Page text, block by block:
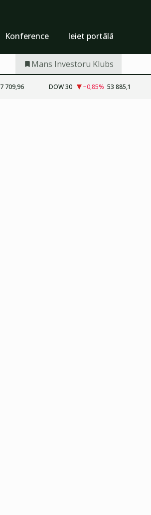
Konference Ieiet portālā
Mans Investoru Klubs
7 709,96 DOW 30 −0,85% 53 885,1